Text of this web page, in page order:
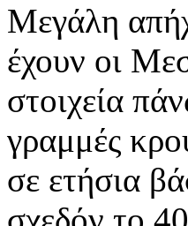
Μεγάλη
έχουν οι
στοιχεία
γραμμές
σε ετήσια